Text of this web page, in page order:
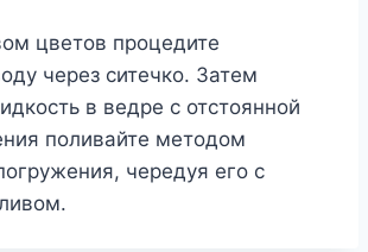
цветов процедите
через ситечко. Затем
в ведре с отстоянной
поливайте методом
чередуя его с